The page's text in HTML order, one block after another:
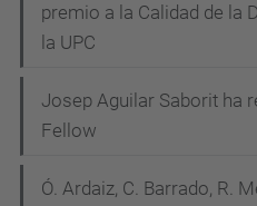
premio a la Calidad de la
la UPC
Josep Aguilar Saborit ha
Fellow
Ó. Ardaiz, C. Barrado, R.